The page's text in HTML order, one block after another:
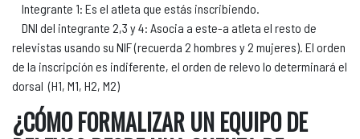
Integrante 1: Es el atleta que estás inscribiendo.
DNI del integrante 2,3 y 4: Asocia a este-a atleta el resto de
relevistas usando su NIF (recuerda 2 hombres y 2 mujeres). El orden
de la inscripción es indiferente, el orden de relevo lo determinará el
dorsal (H1, M1, H2, M2)
¿CÓMO FORMALIZAR UN EQUIPO DE